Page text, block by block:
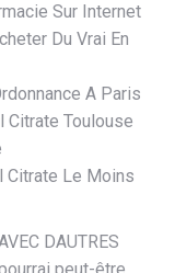
Sur Internet
Du Vrai En
A Paris
Citrate Toulouse
Citrate Le Moins
DAUTRES